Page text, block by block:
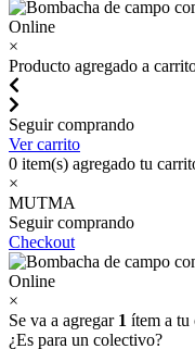
×
Producto agregado a
Seguir comprando
Ver carrito
0 item(s) agregado tu
×
MUTMA
Seguir comprando
Checkout
×
Se va a agregar 1 ítem a tu
¿Es para un colectivo?